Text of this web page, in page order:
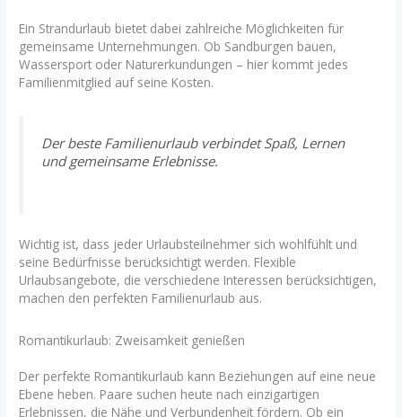
Ein Strandurlaub bietet dabei zahlreiche Möglichkeiten für
gemeinsame Unternehmungen. Ob Sandburgen bauen,
Wassersport oder Naturerkundungen – hier kommt jedes
Familienmitglied auf seine Kosten.
Der beste Familienurlaub verbindet Spaß, Lernen
und gemeinsame Erlebnisse.
Wichtig ist, dass jeder Urlaubsteilnehmer sich wohlfühlt und
seine Bedürfnisse berücksichtigt werden. Flexible
Urlaubsangebote, die verschiedene Interessen berücksichtigen,
machen den perfekten Familienurlaub aus.
Romantikurlaub: Zweisamkeit genießen
Der perfekte Romantikurlaub kann Beziehungen auf eine neue
Ebene heben. Paare suchen heute nach einzigartigen
Erlebnissen, die Nähe und Verbundenheit fördern. Ob ein